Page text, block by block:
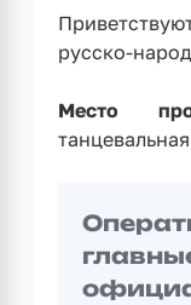
русско-
Место